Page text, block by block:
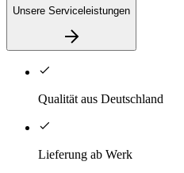
Unsere Serviceleistungen
Qualität aus Deutschland
Lieferung ab Werk